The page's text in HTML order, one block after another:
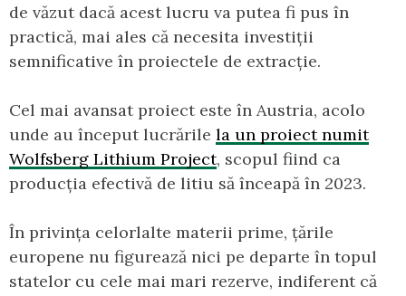
de văzut dacă acest lucru va putea fi pus în
practică, mai ales că necesita investiții
semnificative în proiectele de extracție.
Cel mai avansat proiect este în Austria, acolo
unde au început lucrările la un proiect numit
Wolfsberg Lithium Project, scopul fiind ca
producția efectivă de litiu să înceapă în 2023.
În privința celorlalte materii prime, țările
europene nu figurează nici pe departe în topul
statelor cu cele mai mari rezerve, indiferent că